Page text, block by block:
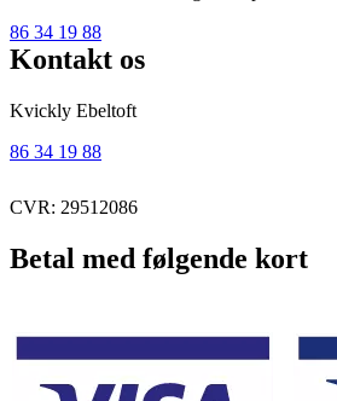
86 34 19 88
Kontakt os
Kvickly Ebeltoft
86 34 19 88
CVR: 29512086
Betal med følgende kort